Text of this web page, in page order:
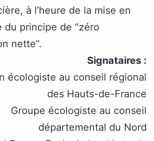
à l’heure de la mise en
principe de “zéro
nette”.
Signataires :
écologiste au conseil régional
des Hauts-de-France
Groupe écologiste au conseil
départemental du Nord